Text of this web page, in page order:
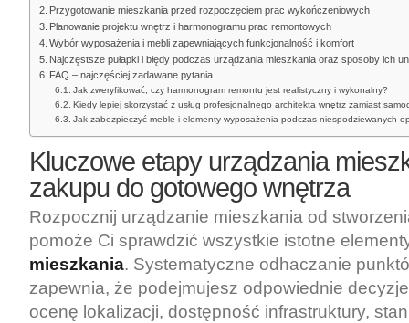
Przygotowanie mieszkania przed rozpoczęciem prac wykończeniowych
Planowanie projektu wnętrz i harmonogramu prac remontowych
Wybór wyposażenia i mebli zapewniających funkcjonalność i komfort
Najczęstsze pułapki i błędy podczas urządzania mieszkania oraz sposoby ich
FAQ – najczęściej zadawane pytania
Jak zweryfikować, czy harmonogram remontu jest realistyczny i wykonalny?
Kiedy lepiej skorzystać z usług profesjonalnego architekta wnętrz zamiast
Jak zabezpieczyć meble i elementy wyposażenia podczas niespodziewanych
Kluczowe etapy urządzania
zakupu do gotowego wnętrza
Rozpocznij urządzanie mieszkania od
pomoże Ci sprawdzić wszystkie istotne
mieszkania. Systematyczne odhaczanie
zapewnia, że podejmujesz odpowiednie
ocenę lokalizacji, dostępność infrastruktury,